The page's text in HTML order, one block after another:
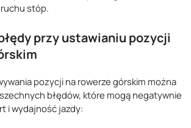
stóp.
przy ustawianiu pozycji
pozycji na rowerze górskim można
błędów, które mogą negatywnie
i wydajność jazdy: